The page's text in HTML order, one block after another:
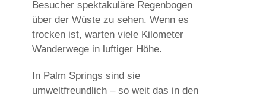
Besucher spektakuläre Regenbogen
über der Wüste zu sehen. Wenn es
trocken ist, warten viele Kilometer
Wanderwege in luftiger Höhe.
In Palm Springs sind sie
umweltfreundlich – so weit das in den